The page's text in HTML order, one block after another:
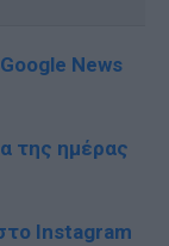
Google News
της ημέρας
Instagram